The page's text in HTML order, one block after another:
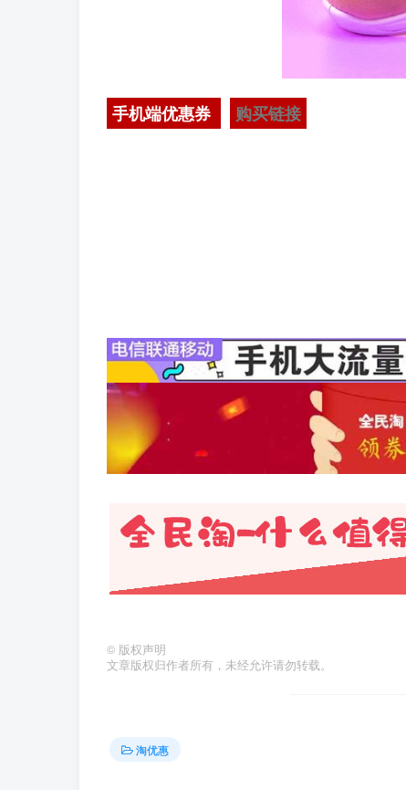
手机端优惠券 购买链接
© 版权声明
文章版权归作者所有，未经允许请勿转载。
淘优惠